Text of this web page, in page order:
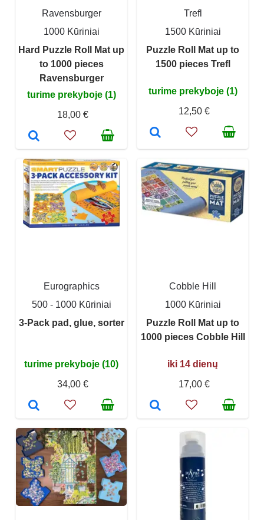
Ravensburger
1000 Kūriniai
Hard Puzzle Roll Mat up
to 1000 pieces
Ravensburger
turime prekyboje (1)
18,00 €
Trefl
1500 Kūriniai
Puzzle Roll Mat up to
1500 pieces Trefl
turime prekyboje (1)
12,50 €
Eurographics
500 - 1000 Kūriniai
3-Pack pad, glue, sorter
turime prekyboje (10)
34,00 €
Cobble Hill
1000 Kūriniai
Puzzle Roll Mat up to
1000 pieces Cobble Hill
iki 14 dienų
17,00 €